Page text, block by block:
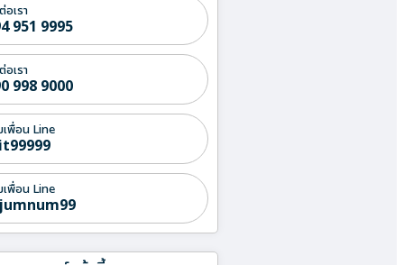
อเรา
951 9995
อเรา
998 9000
เพื่อน Line
เพื่อน Line